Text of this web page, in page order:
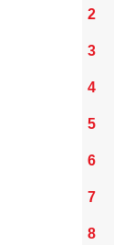
2
3
4
5
6
7
8